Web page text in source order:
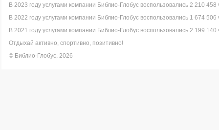
В 2023 году услугами компании Библио-Глобус воспользовались 2 210 458
В 2022 году услугами компании Библио-Глобус воспользовались 1 674 506
В 2021 году услугами компании Библио-Глобус воспользовались 2 199 140
Отдыхай активно, спортивно, позитивно!
© Библио-Глобус, 2026